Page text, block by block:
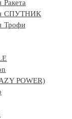
Ракета
СПУТНИК
Трофи
POWER)